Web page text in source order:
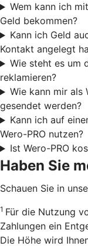
Wem kann ich
Geld bekommen?
Kann ich Geld
Kontakt angelegt
Wie steht es um
reklamieren?
Wie kann mir als
gesendet werden?
Kann ich auf
Wero-PRO nutzen?
Ist Wero-PRO
Haben Sie
Schauen Sie in
1 Für die Nutzung
Zahlungen ein
Die Höhe wird